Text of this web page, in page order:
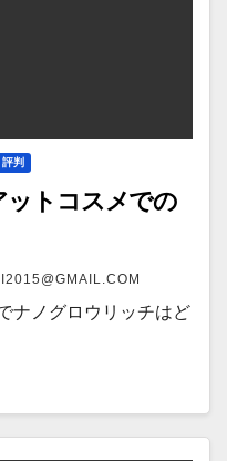
判
トコスメでの
ナノグロウリッチはど